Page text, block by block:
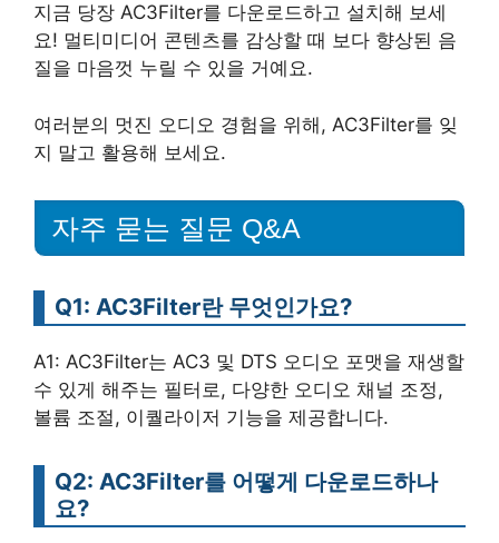
지금 당장 AC3Filter를 다운로드하고 설치해 보세
요! 멀티미디어 콘텐츠를 감상할 때 보다 향상된 음
질을 마음껏 누릴 수 있을 거예요.
여러분의 멋진 오디오 경험을 위해, AC3Filter를 잊
지 말고 활용해 보세요.
자주 묻는 질문 Q&A
Q1: AC3Filter란 무엇인가요?
A1: AC3Filter는 AC3 및 DTS 오디오 포맷을 재생할
수 있게 해주는 필터로, 다양한 오디오 채널 조정,
볼륨 조절, 이퀄라이저 기능을 제공합니다.
Q2: AC3Filter를 어떻게 다운로드하나
요?